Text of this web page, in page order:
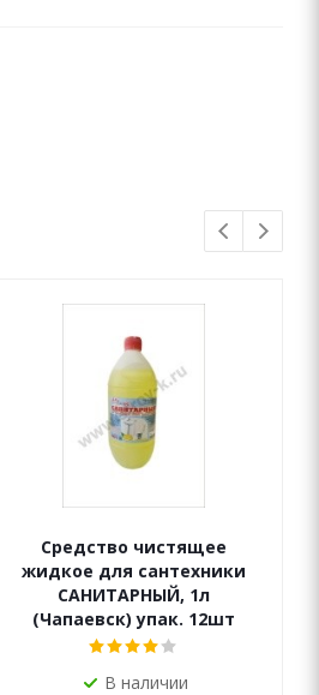
Средство чистящее
жидкое для сантехники
САНИТАРНЫЙ, 1л
(Чапаевск) упак. 12шт
В наличии